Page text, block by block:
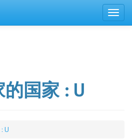
国家 : U
U